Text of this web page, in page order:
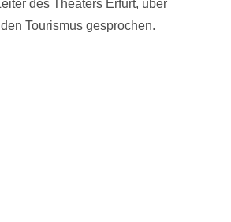
des Theaters Erfurt, über
Tourismus gesprochen.